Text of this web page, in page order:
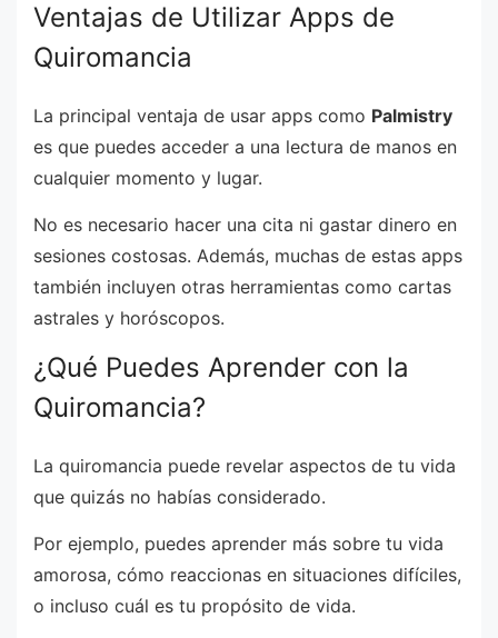
Ventajas de Utilizar Apps de
Quiromancia
La principal ventaja de usar apps como Palmistry
es que puedes acceder a una lectura de manos en
cualquier momento y lugar.
No es necesario hacer una cita ni gastar dinero en
sesiones costosas. Además, muchas de estas apps
también incluyen otras herramientas como cartas
astrales y horóscopos.
¿Qué Puedes Aprender con la
Quiromancia?
La quiromancia puede revelar aspectos de tu vida
que quizás no habías considerado.
Por ejemplo, puedes aprender más sobre tu vida
amorosa, cómo reaccionas en situaciones difíciles,
o incluso cuál es tu propósito de vida.